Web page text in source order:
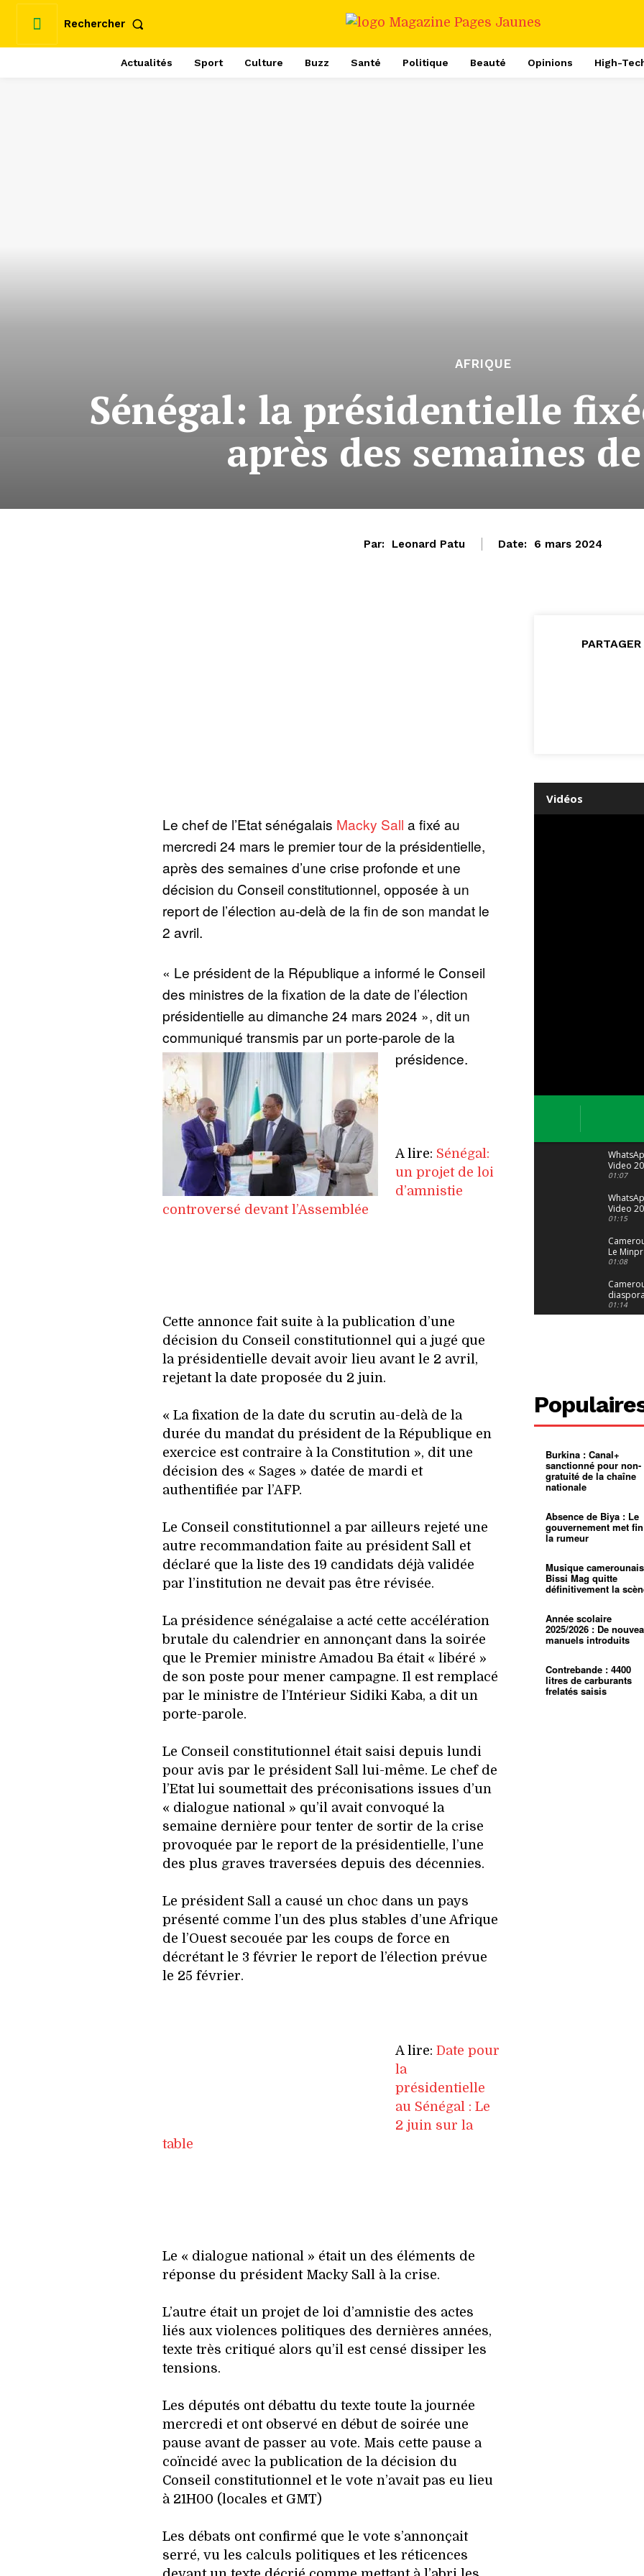
Rechercher
Actualités Sport Culture Buzz Santé Politique Beauté Opinions High-
AFRIQUE
Sénégal: la présidentielle
après des semaines
Par: Leonard Patu Date: 6 mars 2024
Le chef de l’Etat sénégalais Macky Sall a fixé au
mercredi 24 mars le premier tour de la présidentielle,
après des semaines d’une crise profonde et une
décision du Conseil constitutionnel, opposée à un
report de l’élection au-delà de la fin de son mandat le
2 avril.
« Le président de la République a informé le Conseil
des ministres de la fixation de la date de l’élection
présidentielle au dimanche 24 mars 2024 », dit un
communiqué transmis par un porte-parole de la
présidence.
A lire: Sénégal:
un projet de loi
d’amnistie
controversé devant l’Assemblée
Cette annonce fait suite à la publication d’une
décision du Conseil constitutionnel qui a jugé que
la présidentielle devait avoir lieu avant le 2 avril,
rejetant la date proposée du 2 juin.
« La fixation de la date du scrutin au-delà de la
durée du mandat du président de la République en
exercice est contraire à la Constitution », dit une
décision des « Sages » datée de mardi et
authentifiée par l’AFP.
Le Conseil constitutionnel a par ailleurs rejeté une
autre recommandation faite au président Sall et
déclaré que la liste des 19 candidats déjà validée
par l’institution ne devait pas être révisée.
La présidence sénégalaise a acté cette accélération
brutale du calendrier en annonçant dans la soirée
que le Premier ministre Amadou Ba était « libéré »
de son poste pour mener campagne. Il est remplacé
par le ministre de l’Intérieur Sidiki Kaba, a dit un
porte-parole.
Le Conseil constitutionnel était saisi depuis lundi
pour avis par le président Sall lui-même. Le chef de
l’Etat lui soumettait des préconisations issues d’un
« dialogue national » qu’il avait convoqué la
semaine dernière pour tenter de sortir de la crise
provoquée par le report de la présidentielle, l’une
des plus graves traversées depuis des décennies.
Le président Sall a causé un choc dans un pays
présenté comme l’un des plus stables d’une Afrique
de l’Ouest secouée par les coups de force en
décrétant le 3 février le report de l’élection prévue
le 25 février.
A lire: Date pour
la
présidentielle
au Sénégal : Le
2 juin sur la
table
Le « dialogue national » était un des éléments de
réponse du président Macky Sall à la crise.
L’autre était un projet de loi d’amnistie des actes
liés aux violences politiques des dernières années,
texte très critiqué alors qu’il est censé dissiper les
tensions.
Les députés ont débattu du texte toute la journée
mercredi et ont observé en début de soirée une
pause avant de passer au vote. Mais cette pause a
coïncidé avec la publication de la décision du
Conseil constitutionnel et le vote n’avait pas eu lieu
à 21H00 (locales et GMT)
Les débats ont confirmé que le vote s’annonçait
serré, vu les calculs politiques et les réticences
Vidéos
Video
04 at 15
01:07
Video
29 at 12
01:15
Le
alerte
jeunes
01:08
suivra-t-
l’appel
01:14
400 000
pasteur
L’État
d’or
Entre
mentale
01:12
à
mettra-
01:12
Mouelle
dernier
voyage
Burkina : Canal+
sanctionné pour non-
gratuité de la chaîne
nationale
Absence de Biya : Le
gouvernement met
la rumeur
Musique
Bissi Mag quitte
définitivement la
Année scolaire
2025/2026 : De
manuels introduits
Contrebande : 4400
litres de carburants
frelatés saisis